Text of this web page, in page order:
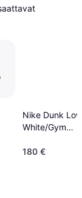
Nike Dunk
White/Gym
Navy
180 €